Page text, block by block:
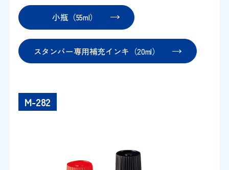
小瓶（55ml）
スタンパー専用補充インキ（20ml）
M-282